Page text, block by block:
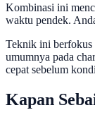
Kombinasi ini
waktu pendek.
Teknik ini berfokus
umumnya pada
cepat sebelum
Kapan